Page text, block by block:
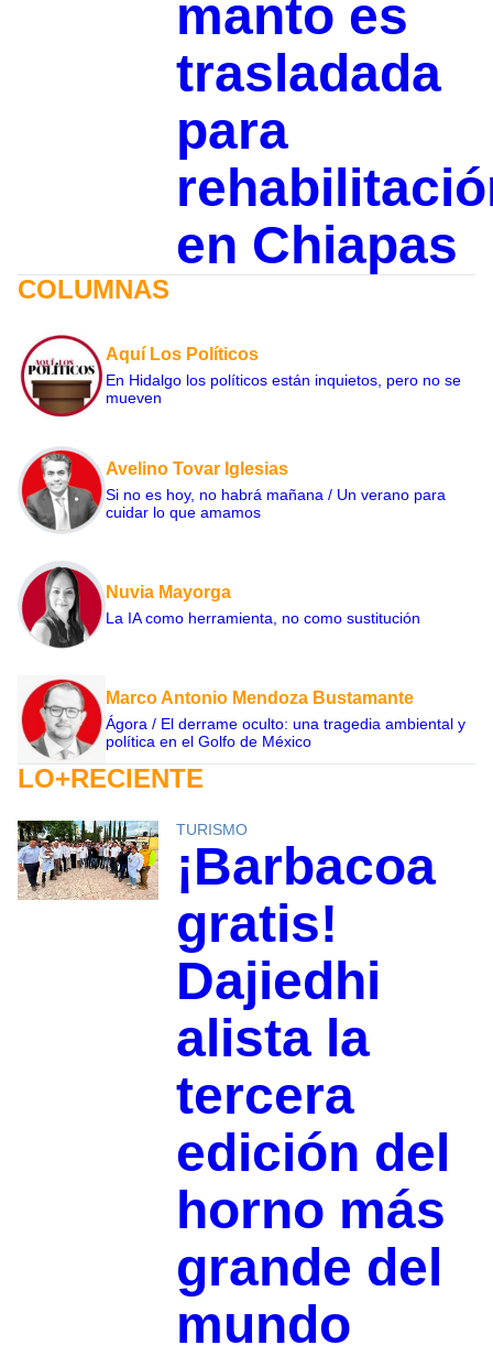
manto es
trasladada
para
en Chiapas
COLUMNAS
Aquí Los Políticos
En Hidalgo los políticos están inquietos, pero no se
mueven
Avelino Tovar Iglesias
Si no es hoy, no habrá mañana / Un verano para
cuidar lo que amamos
Nuvia Mayorga
La IA como herramienta, no como sustitución
Marco Antonio Mendoza Bustamante
Ágora / El derrame oculto: una tragedia ambiental y
política en el Golfo de México
LO+RECIENTE
TURISMO
¡Barbacoa
gratis!
Dajiedhi
alista la
tercera
edición del
horno más
grande del
mundo